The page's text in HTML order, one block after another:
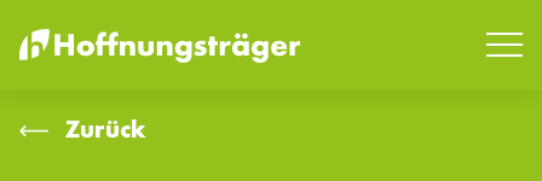
Zurück